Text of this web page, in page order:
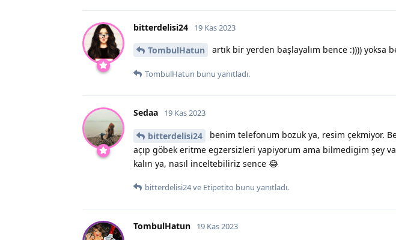
bitterdelisi24 19 Kas 2023
TombulHatun artık bir yerden başlayalım bence :)))) yoksa
TombulHatun bunu yanıtladı.
Sedaa 19 Kas 2023
bitterdelisi24
benim telefonum bozuk ya, resim çekmiyor.
açıp göbek eritme egzersizleri yapiyorum ama bilmedigim şey
kalın ya, nasıl inceltebiliriz sence 😂
bitterdelisi24ve Etipetito bunu yanıtladı.
TombulHatun 19 Kas 2023